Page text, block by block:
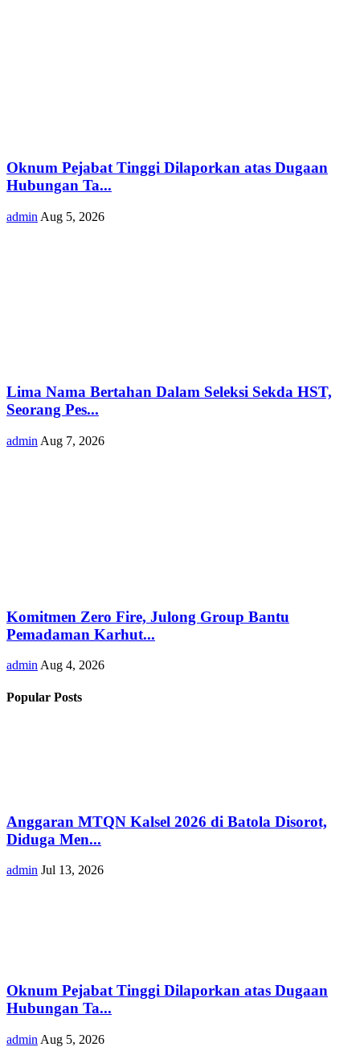
Oknum Pejabat Tinggi Dilaporkan atas Dugaan
Hubungan Ta...
admin Aug 5, 2026
Lima Nama Bertahan Dalam Seleksi Sekda HST,
Seorang Pes...
admin Aug 7, 2026
Komitmen Zero Fire, Julong Group Bantu
Pemadaman Karhut...
adminAug 4, 2026
Popular Posts
Anggaran MTQN Kalsel 2026 di Batola Disorot,
Diduga Men...
admin Jul 13, 2026
Oknum Pejabat Tinggi Dilaporkan atas Dugaan
Hubungan Ta...
admin Aug 5, 2026